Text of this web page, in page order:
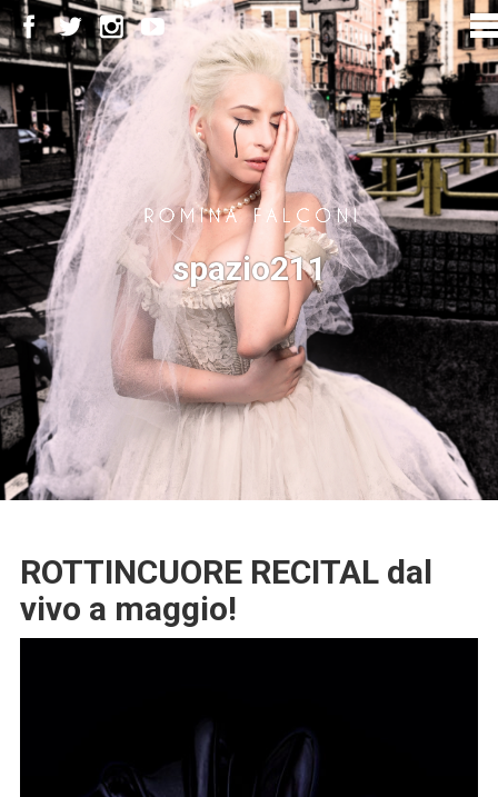
spazio211
ROTTINCUORE RECITAL dal
vivo a maggio!